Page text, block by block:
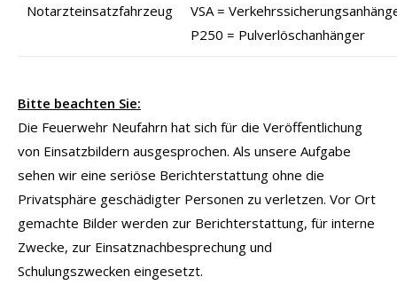
Notarzteinsatzfahrzeug
VSA =
P250 = Pulverlöschanhänger
Bitte beachten Sie:
Die Feuerwehr Neufahrn hat sich für die Veröffentlichung
von Einsatzbildern ausgesprochen. Als unsere Aufgabe
sehen wir eine seriöse Berichterstattung ohne die
Privatsphäre geschädigter Personen zu verletzen. Vor Ort
gemachte Bilder werden zur Berichterstattung, für interne
Zwecke, zur Einsatznachbesprechung und
Schulungszwecken eingesetzt.